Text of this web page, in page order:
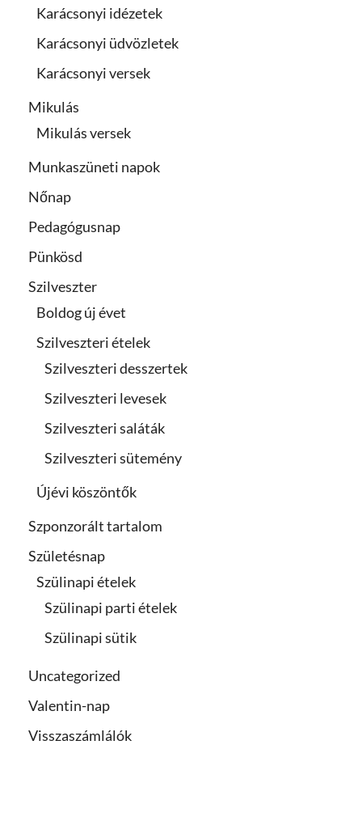
Karácsonyi idézetek
Karácsonyi üdvözletek
Karácsonyi versek
Mikulás
Mikulás versek
Munkaszüneti napok
Nőnap
Pedagógusnap
Pünkösd
Szilveszter
Boldog új évet
Szilveszteri ételek
Szilveszteri desszertek
Szilveszteri levesek
Szilveszteri saláták
Szilveszteri sütemény
Újévi köszöntők
Szponzorált tartalom
Születésnap
Szülinapi ételek
Szülinapi parti ételek
Szülinapi sütik
Uncategorized
Valentin-nap
Visszaszámlálók